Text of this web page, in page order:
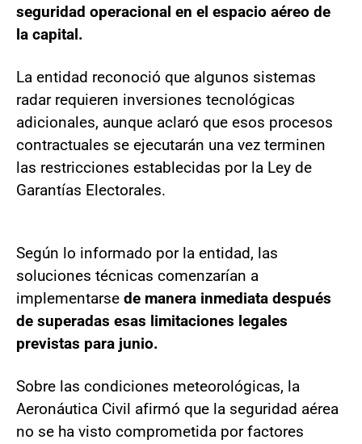
seguridad operacional en el espacio aéreo de
la capital.
La entidad reconoció que algunos sistemas
radar requieren inversiones tecnológicas
adicionales, aunque aclaró que esos procesos
contractuales se ejecutarán una vez terminen
las restricciones establecidas por la Ley de
Garantías Electorales.
Según lo informado por la entidad, las
soluciones técnicas comenzarían a
implementarse de manera inmediata después
de superadas esas limitaciones legales
previstas para junio.
Sobre las condiciones meteorológicas, la
Aeronáutica Civil afirmó que la seguridad aérea
no se ha visto comprometida por factores